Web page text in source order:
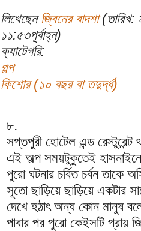
লিখেছেন জ্বিনের বাদশা(তারিখ:
১১:৫৩পূর্বাহ্ন)
ক্যাটেগরি:
গল্প
কিশোর (১০ বছর বা তদুর্দ্ধ)
৮.
সপ্তপুরী হোটেল এন্ড
এই অল্প সময়টুকুতেই
পুরো ঘটনার চর্বিত চর্বন
সূতো ছাড়িয়ে ছাড়িয়ে একটার
দেখে হঠাৎ অন্য কোন মানুষ
পাবার পর পুরো কেইসটি প্রায়